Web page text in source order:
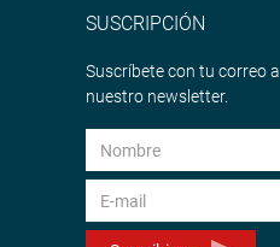
SUSCRIPCIÓN
Suscríbete con tu correo a
nuestro newsletter.